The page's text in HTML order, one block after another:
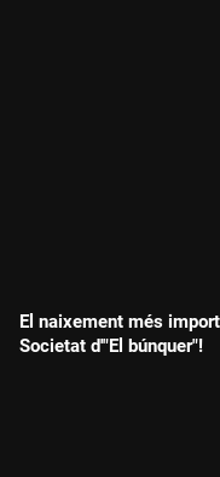
El naixement més
Societat d'"El búnquer"!